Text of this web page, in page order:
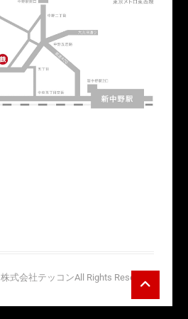
株式会社テッコンAll Rights Reserved.
to